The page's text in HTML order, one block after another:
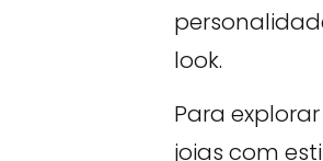
look.
Para
joias com